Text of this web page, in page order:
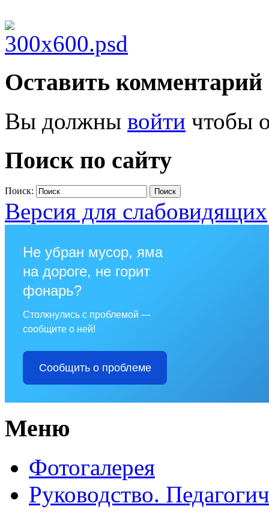
Оставить комментарий
Вы должны войти чтобы
Поиск по сайту
Поиск:
Версия для слабовидящих
Не убран мусор, яма
на дороге, не горит
фонарь?
Столкнулись с проблемой —
сообщите о ней!
Сообщить о проблеме
Меню
Фотогалерея
Руководство.